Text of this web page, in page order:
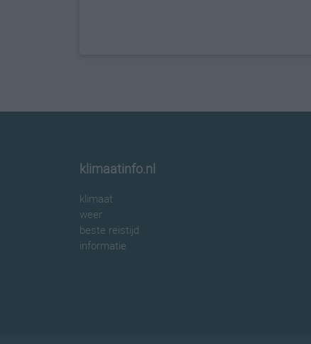
klimaatinfo.nl
klimaat
weer
beste reistijd
informatie